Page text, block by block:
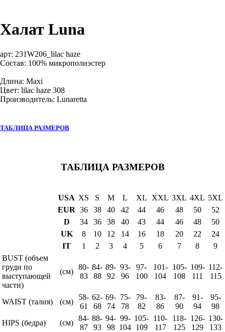
Халат Luna
арт: 231W206_lilac haze
Состав: 100% микрополиэстер
Длина: Maxi
Цвет: lilac haze 308
Производитель: Lunaretta
ТАБЛИЦА РАЗМЕРОВ
ТАБЛИЦА РАЗМЕРОВ
USA XS S M L XL XXL 3XL 4XL 5XL
EUR 36 38 40 42 44 46 48 50
52
D
34 36 38 40 43 44 46 48
50
UK
8 10 12 14 16 18 20 22
24
IT
1 2 3 4 5 6 7 8
9
BUST (объем
груди по
выступающей
части)
(см)
80-
83
84-
88
89-
92
93-
96
97-
100
101-
104
105-
108
109-
111
112-
115
WAIST (талия) (см)
58-
61
62-
68
69-
74
75-
78
79-
82
83-
86
87-
90
91-
94
95-
98
HIPS (бедра)
(см)
84-
87
88-
93
94-
98
99-
104
105-
109
110-
117
118-
125
126-
129
130-
133